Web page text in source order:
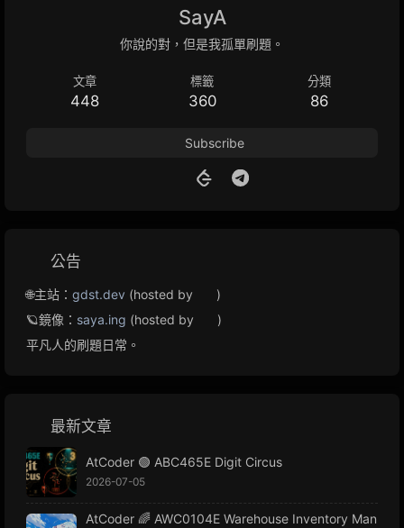
SayA
你說的對，但是我孤單刷題。
文章
448
標籤
360
分類
86
Subscribe
公告
🌐主站： gdst.dev (hosted by
)
🪐鏡像： saya.ing (hosted by
)
平凡人的刷題日常。
最新文章
AtCoder 🟢 ABC465E Digit Circus
2026-07-05
AtCoder 🌈 AWC0104E Warehouse Inventory Man